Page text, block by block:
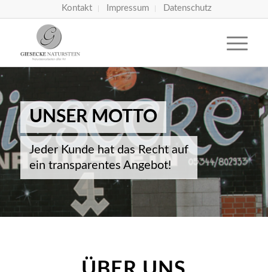
Kontakt Impressum Datenschutz
UNSER MOTTO
Jeder Kunde hat das Recht auf
ein transparentes Angebot!